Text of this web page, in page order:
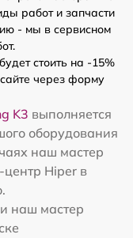
работ и запчасти
- мы в сервисном
стоить на -15%
через форму
K3 выполняется
оборудования
наш мастер
центр Hiper в
наш мастер